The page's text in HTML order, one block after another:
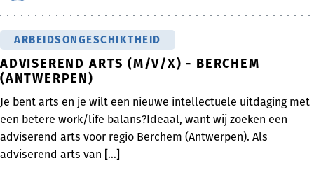
ARBEIDSONGESCHIKTHEID
ADVISEREND ARTS (M/V/X) - BERCHEM
(ANTWERPEN)
Je bent arts en je wilt een nieuwe intellectuele uitdaging met
een betere work/life balans?Ideaal, want wij zoeken een
adviserend arts voor regio Berchem (Antwerpen). Als
adviserend arts van [...]